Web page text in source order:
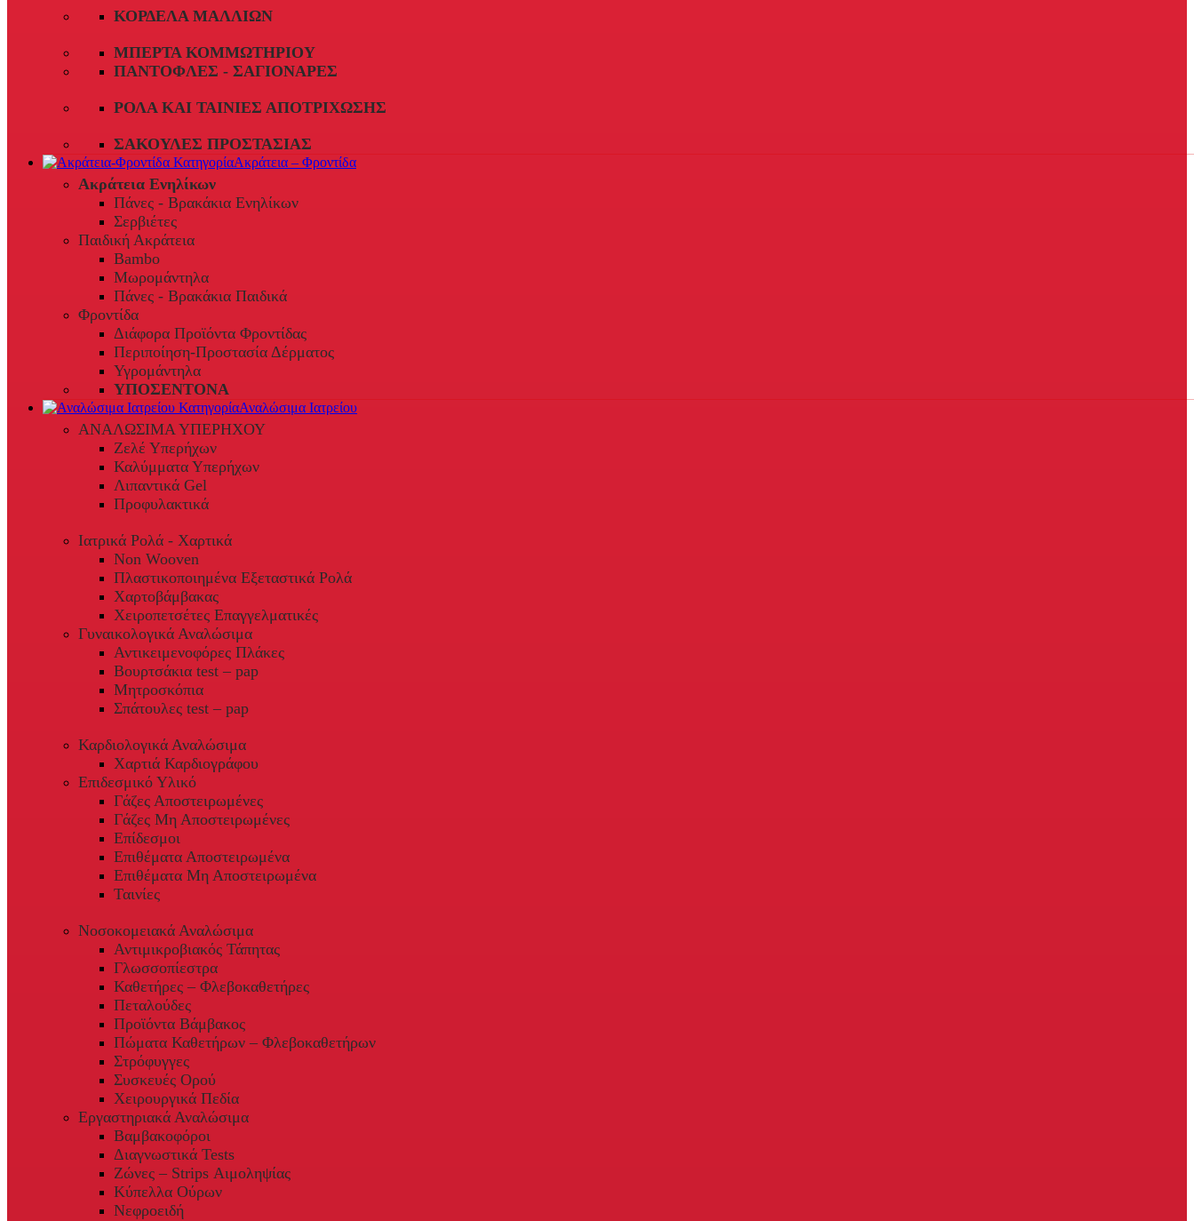
ΚΟΡΔΈΛΑ ΜΑΛΛΙΏΝ
ΜΠΈΡΤΑ ΚΟΜΜΩΤΗΡΊΟΥ
ΠΑΝΤΌΦΛΕΣ - ΣΑΓΙΟΝΆΡΕΣ
ΡΟΛΆ ΚΑΙ ΤΑΙΝΊΕΣ ΑΠΟΤΡΊΧΩΣΗΣ
ΣΑΚΟΎΛΕΣ ΠΡΟΣΤΑΣΊΑΣ
Ακράτεια – Φροντίδα
Ακράτεια Ενηλίκων
Πάνες - Βρακάκια Ενηλίκων
Σερβιέτες
Παιδική Ακράτεια
Bambo
Μωρομάντηλα
Πάνες - Βρακάκια Παιδικά
Φροντίδα
Διάφορα Προϊόντα Φροντίδας
Περιποίηση-Προστασία Δέρματος
Υγρομάντηλα
ΥΠΟΣΕΝΤΟΝΑ
Αναλώσιμα Ιατρείου
ΑΝΑΛΩΣΙΜΑ ΥΠΕΡΗΧΟΥ
Ζελέ Υπερήχων
Καλύμματα Υπερήχων
Λιπαντικά Gel
Προφυλακτικά
Ιατρικά Ρολά - Χαρτικά
Non Wooven
Πλαστικοποιημένα Εξεταστικά Ρολά
Χαρτοβάμβακας
Χειροπετσέτες Επαγγελματικές
Γυναικολογικά Αναλώσιμα
Αντικειμενοφόρες Πλάκες
Βουρτσάκια test – pap
Μητροσκόπια
Σπάτουλες test – pap
Καρδιολογικά Αναλώσιμα
Χαρτιά Καρδιογράφου
Επιδεσμικό Υλικό
Γάζες Αποστειρωμένες
Γάζες Μη Αποστειρωμένες
Επίδεσμοι
Επιθέματα Αποστειρωμένα
Επιθέματα Μη Αποστειρωμένα
Ταινίες
Νοσοκομειακά Αναλώσιμα
Αντιμικροβιακός Τάπητας
Γλωσσοπίεστρα
Καθετήρες – Φλεβοκαθετήρες
Πεταλούδες
Προϊόντα Βάμβακος
Πώματα Καθετήρων – Φλεβοκαθετήρων
Στρόφυγγες
Συσκευές Ορού
Χειρουργικά Πεδία
Εργαστηριακά Αναλώσιμα
Βαμβακοφόροι
Διαγνωστικά Tests
Ζώνες – Strips Αιμοληψίας
Κύπελλα Ούρων
Νεφροειδή